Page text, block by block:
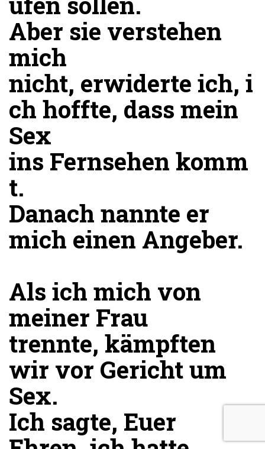
Aber sie verstehen
mich
nicht, erwiderte ich, i
ch hoffte, dass mein
Sex
ins Fernsehen komm
t.
Danach nannte er
mich einen Angeber.
Als ich mich von
meiner Frau
trennte, kämpften
wir vor Gericht um
Sex.
Ich sagte, Euer